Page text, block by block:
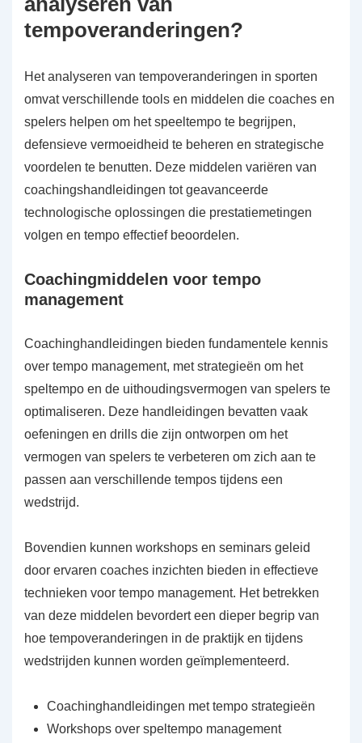
tempoveranderingen?
Het analyseren van tempoveranderingen in sporten
omvat verschillende tools en middelen die coaches en
spelers helpen om het speeltempo te begrijpen,
defensieve vermoeidheid te beheren en strategische
voordelen te benutten. Deze middelen variëren van
coachingshandleidingen tot geavanceerde
technologische oplossingen die prestatiemetingen
volgen en tempo effectief beoordelen.
Coachingmiddelen voor tempo
management
Coachinghandleidingen bieden fundamentele kennis
over tempo management, met strategieën om het
speltempo en de uithoudingsvermogen van spelers te
optimaliseren. Deze handleidingen bevatten vaak
oefeningen en drills die zijn ontworpen om het
vermogen van spelers te verbeteren om zich aan te
passen aan verschillende tempos tijdens een
wedstrijd.
Bovendien kunnen workshops en seminars geleid
door ervaren coaches inzichten bieden in effectieve
technieken voor tempo management. Het betrekken
van deze middelen bevordert een dieper begrip van
hoe tempoveranderingen in de praktijk en tijdens
wedstrijden kunnen worden geïmplementeerd.
Coachinghandleidingen met tempo strategieën
Workshops over speltempo management